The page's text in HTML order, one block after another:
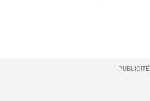
PUBLICITÉ